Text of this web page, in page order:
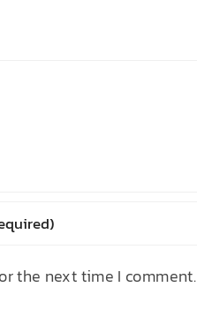
the next time I comment.